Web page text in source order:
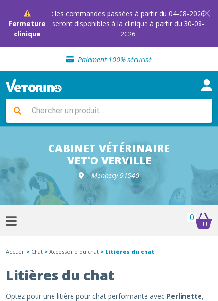
Fermeture
clinique
: les commandes passées à partir du 04-08-2026
seront disponibles à la clinique à partir du 30-08-
2026
Sélection de croquettes vétérinaire
Paiement 100% sécurisé
Livraison gratuite en clinique vétérinaire
Sélection de croquettes vétérinaire
Livraison gratuite en clinique vétérinaire
Retour gratuit en clinique
CABINET VÉTÉRINAIRE
VET'O VERVILLE
Mennecy 91540
0
Accueil > Chat > Accessoire du chat > Litières du chat
Litières du chat
Optez pour une litière pour chat performante avec Perlinette,